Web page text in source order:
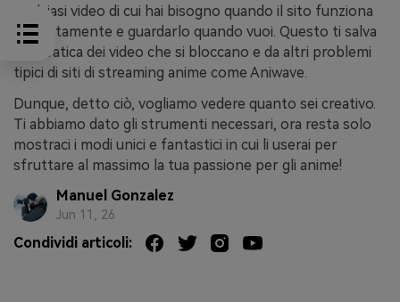
qualsiasi video di cui hai bisogno quando il sito funziona
perfettamente e guardarlo quando vuoi. Questo ti salva
dalla fatica dei video che si bloccano e da altri problemi
tipici di siti di streaming anime come Aniwave.
Dunque, detto ciò, vogliamo vedere quanto sei creativo.
Ti abbiamo dato gli strumenti necessari, ora resta solo
mostraci i modi unici e fantastici in cui li userai per
sfruttare al massimo la tua passione per gli anime!
Manuel Gonzalez
Jun 11, 26
Condividi articoli: